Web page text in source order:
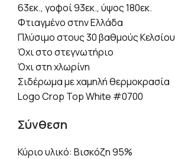
63εκ., γοφοί 93εκ., ύψος 180εκ.
Φτιαγμένο στην Ελλάδα
Πλύσιμο στους 30 βαθμούς Κελσίου
Όχι στο στεγνωτήριο
Όχι στη χλωρίνη
Σιδέρωμα με χαμηλή θερμοκρασία
Logo Crop Top White #0700
Σύνθεση
Κύριο υλικό: Βισκόζη 95%